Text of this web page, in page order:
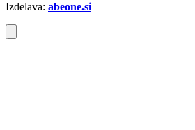
Izdelava: abeone.si